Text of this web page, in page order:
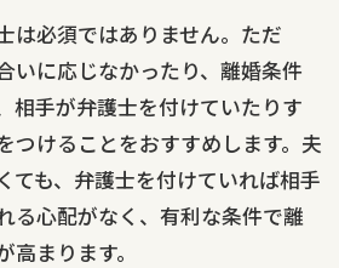
は必須ではありません。ただ
いに応じなかったり、離婚条件
相手が弁護士を付けていたりす
つけることをおすすめします。夫
ても、弁護士を付けていれば相手
る心配がなく、有利な条件で離
まります。